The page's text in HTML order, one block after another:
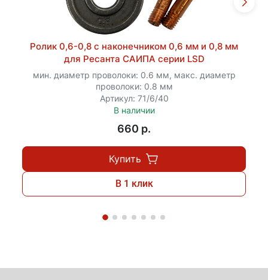
Ролик 0,6-0,8 с наконечником 0,6 мм и 0,8 мм
для Ресанта САИПА серии LSD
мин. диаметр проволоки: 0.6 мм, макс. диаметр
проволоки: 0.8 мм
Артикул: 71/6/40
В наличии
660 p.
Купить
В 1 клик